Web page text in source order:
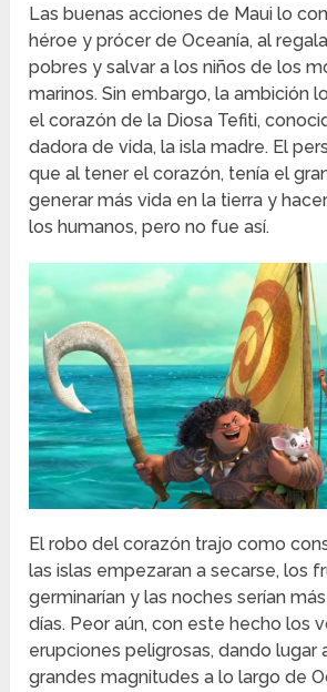
Las buenas acciones de Maui lo
héroe y prócer de Oceanía, al
pobres y salvar a los niños de los
marinos. Sin embargo, la ambición
el corazón de la Diosa Tefiti,
dadora de vida, la isla madre. El
que al tener el corazón, tenía el
generar más vida en la tierra y
los humanos, pero no fue así.
El robo del corazón trajo como
las islas empezaran a secarse, los
germinarían y las noches serían
días. Peor aún, con este hecho los
erupciones peligrosas, dando lugar
grandes magnitudes a lo largo de